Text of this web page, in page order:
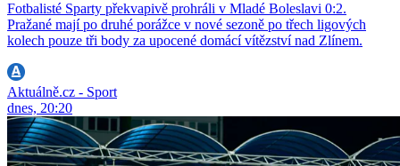
Fotbalisté Sparty překvapivě prohráli v Mladé Boleslavi 0:2.
Pražané mají po druhé porážce v nové sezoně po třech ligových
kolech pouze tři body za upocené domácí vítězství nad Zlínem.
Aktuálně.cz - Sport
dnes, 20:20